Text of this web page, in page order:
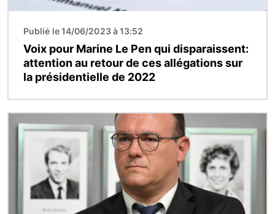
Publié le 14/06/2023 à 13:52
Voix pour Marine Le Pen qui disparaissent:
attention au retour de ces allégations sur
la présidentielle de 2022
Image